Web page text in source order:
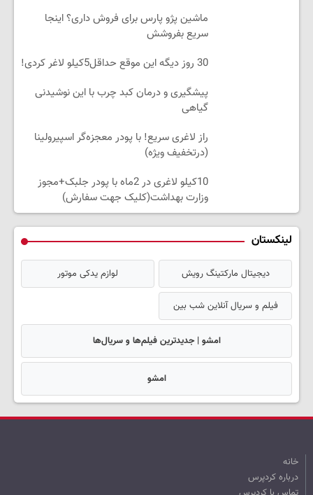
ماشین پژو پارس برای فروش داری؟ اینجا
سریع بفروشش
30 روز دیگه این موقع حداقل5کیلو لاغر کردی!
پیشگیری و درمان کبد چرب با این نوشیدنی
گیاهی
راز لاغری سریع! با پودر معجزه‌گر اسپیرولینا
(درتخفیف ویژه)
10کیلو لاغری در 2ماه با پودر جلبک+مجوز
وزارت بهداشت(کلیک جهت سفارش)
لینکستان
دیجیتال مارکتینگ رویش لوازم یدکی موتور
فیلم و سریال آنلاین شب بین
امشو | جدیدترین فیلم‌ها و سریال‌ها
امشو
خانه
درباره کردپرس